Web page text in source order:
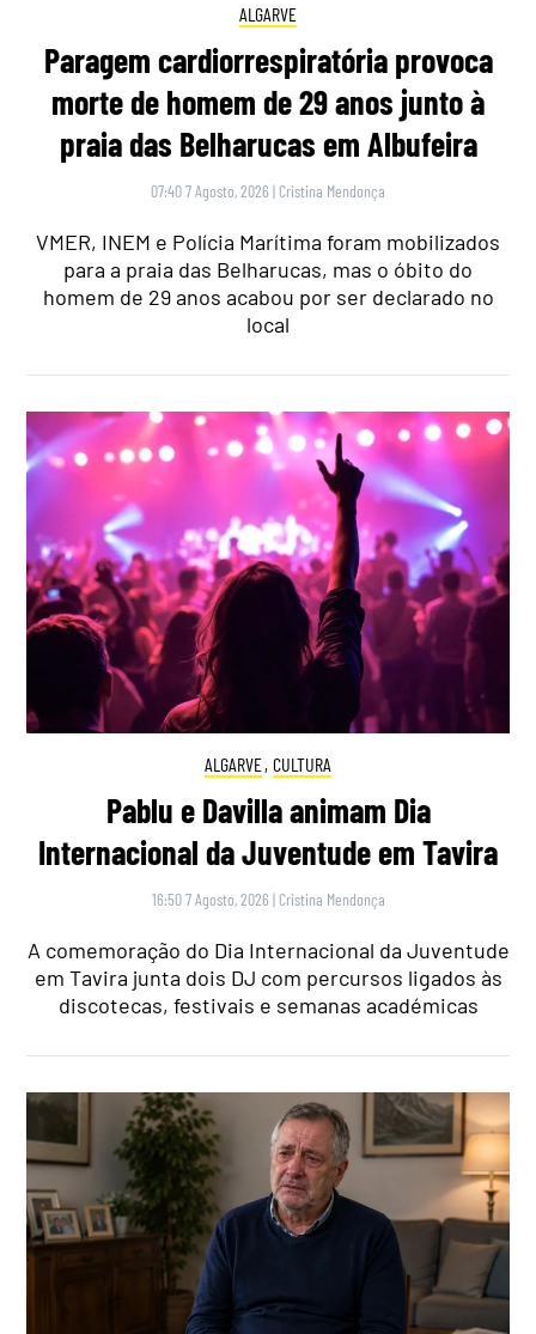
ALGARVE
Paragem cardiorrespiratória provoca
morte de homem de 29 anos junto à
praia das Belharucas em Albufeira
07:40 7 Agosto, 2026 | Cristina Mendonça
VMER, INEM e Polícia Marítima foram mobilizados
para a praia das Belharucas, mas o óbito do
homem de 29 anos acabou por ser declarado no
local
ALGARVE, CULTURA
Pablu e Davilla animam Dia
Internacional da Juventude em Tavira
16:50 7 Agosto, 2026 | Cristina Mendonça
A comemoração do Dia Internacional da Juventude
em Tavira junta dois DJ com percursos ligados às
discotecas, festivais e semanas académicas